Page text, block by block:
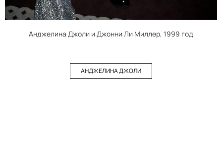
Анджелина Джоли и Джонни Ли Миллер, 1999 год
АНДЖЕЛИНА ДЖОЛИ